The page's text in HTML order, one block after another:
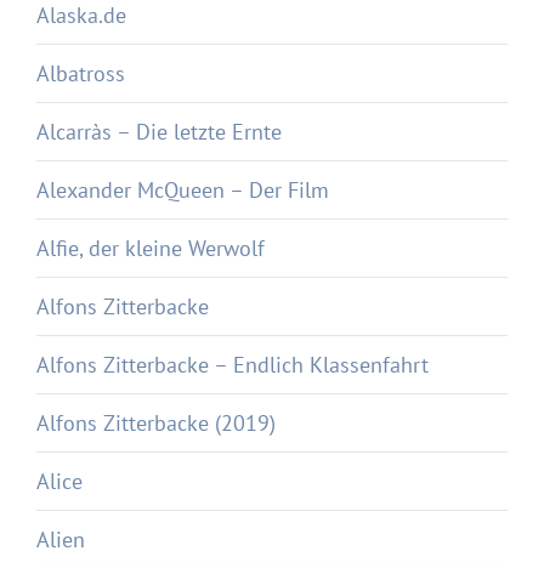
Alaska.de
Albatross
Alcarràs – Die letzte Ernte
Alexander McQueen – Der Film
Alfie, der kleine Werwolf
Alfons Zitterbacke
Alfons Zitterbacke – Endlich Klassenfahrt
Alfons Zitterbacke (2019)
Alice
Alien